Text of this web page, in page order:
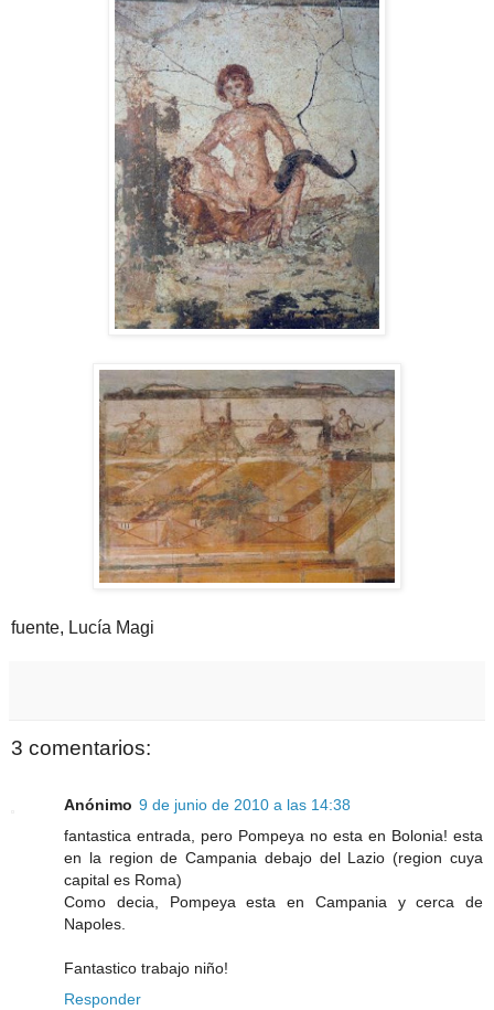
fuente, Lucía Magi
3 comentarios:
Anónimo 9 de junio de 2010 a las 14:38
fantastica entrada, pero Pompeya no esta en Bolonia! esta
en la region de Campania debajo del Lazio (region cuya
capital es Roma)
Como decia, Pompeya esta en Campania y cerca de
Napoles.
Fantastico trabajo niño!
Responder